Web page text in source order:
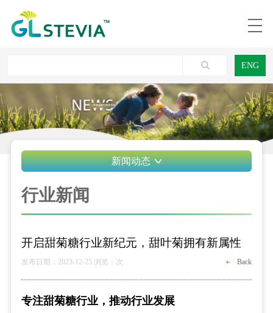
ENG
新闻动态
行业新闻
开启甜菊糖行业新纪元，甜叶菊拥有新属性
发布日期：2023-12-25浏览： 次 Back
专注甜菊糖行业，推动行业发展